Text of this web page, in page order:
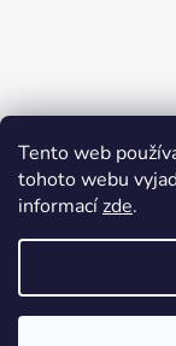
Tento web
tohoto webu
informacízde.
Obchodní